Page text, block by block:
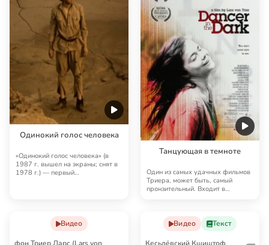
Одинокий голос человека
«Одинокий голос человека» (в
1987 г. вышел на экраны; снят в
1978 г.) — первый
Танцующая в темноте
Один из самых удачных фильмов
Триера, может быть, самый
пронзительный. Входит в
Видео Видео Текст